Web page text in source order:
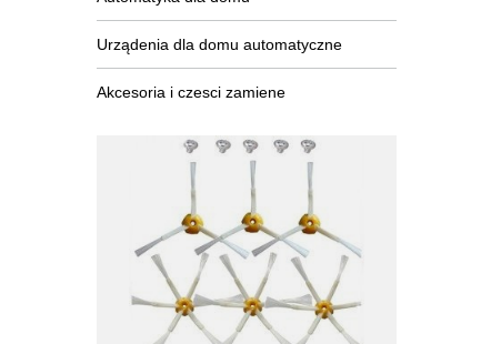
Urządenia dla domu automatyczne
Akcesoria i czesci zamiene